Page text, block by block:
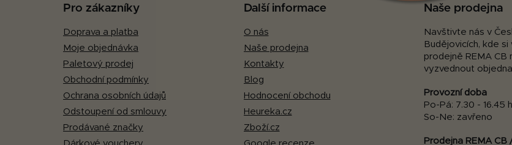
Pro zákazníky
Doprava a platba
Moje objednávka
Paletový prodej
Obchodní podmínky
Ochrana osobních údajů
Odstoupení od smlouvy
Prodávané značky
Další informace
O nás
Naše prodejna
Kontakty
Blog
Hodnocení obchodu
Heureka.cz
Zboží.cz
Naše prodejna
Navštivte nás v
Budějovicích, kde si
prodejně REMA CB
vyzvednout
Provozní doba
Po-Pá: 7.30 - 16.45
So-Ne: zavřeno
Prodejna REMA CB